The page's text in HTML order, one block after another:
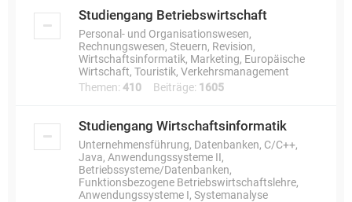
Studiengang Betriebswirtschaft
Personal- und Organisationswesen,
Rechnungswesen, Steuern, Revision,
Wirtschaftsinformatik, Marketing, Europäische
Wirtschaft, Touristik, Verkehrsmanagement
Themen: 410 Beiträge: 1605
Studiengang Wirtschaftsinformatik
Unternehmensführung, Datenbanken, C/C++,
Java, Anwendungssysteme II,
Betriebssysteme/Datenbanken,
Funktionsbezogene Betriebswirtschaftslehre,
Anwendungssysteme I, Systemanalyse